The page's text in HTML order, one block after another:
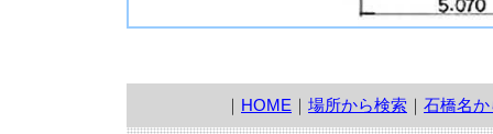
HOME 場所から検索 石橋名